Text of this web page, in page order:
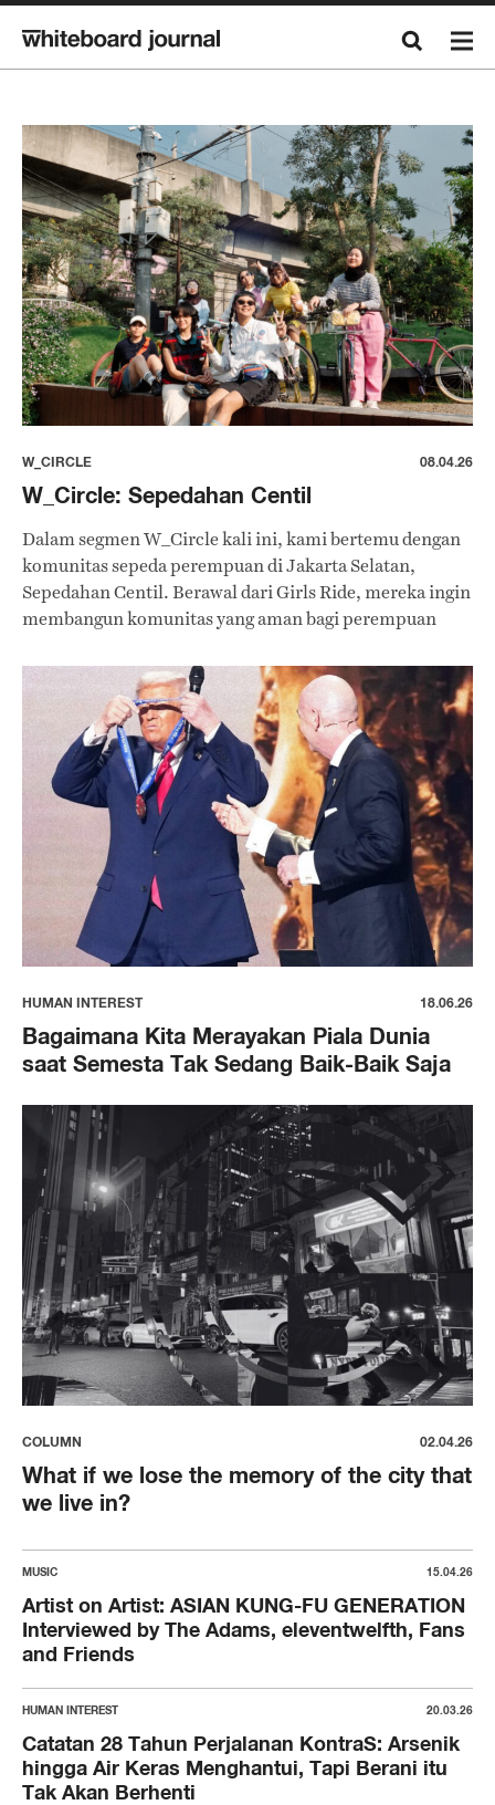
W_CIRCLE 08.04.26
W_Circle: Sepedahan Centil
Dalam segmen W_Circle kali ini, kami bertemu dengan
komunitas sepeda perempuan di Jakarta Selatan,
Sepedahan Centil. Berawal dari Girls Ride, mereka ingin
membangun komunitas yang aman bagi perempuan
HUMAN INTEREST 18.06.26
Bagaimana Kita Merayakan Piala Dunia
saat Semesta Tak Sedang Baik-Baik Saja
COLUMN 02.04.26
What if we lose the memory of the city that
we live in?
MUSIC 15.04.26
Artist on Artist: ASIAN KUNG-FU GENERATION
Interviewed by The Adams, eleventwelfth, Fans
and Friends
HUMAN INTEREST 20.03.26
Catatan 28 Tahun Perjalanan KontraS: Arsenik
hingga Air Keras Menghantui, Tapi Berani itu
Tak Akan Berhenti